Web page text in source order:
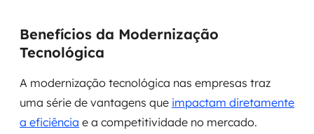
Benefícios da Modernização
Tecnológica
A modernização tecnológica nas empresas traz
uma série de vantagens que impactam diretamente
a eficiência e a competitividade no mercado.